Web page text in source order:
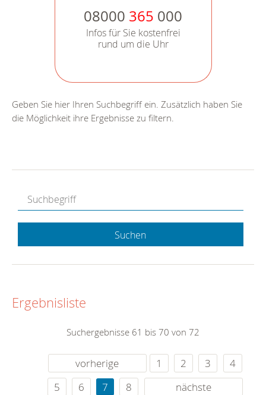
08000 365 000
Infos für Sie kostenfrei
rund um die Uhr
Geben Sie hier Ihren Suchbegriff ein. Zusätzlich haben Sie
die Möglichkeit ihre Ergebnisse zu filtern.
Suchen
Ergebnisliste
Suchergebnisse 61 bis 70 von 72
vorherige 1 2 3
4
5
6 7 8 nächste